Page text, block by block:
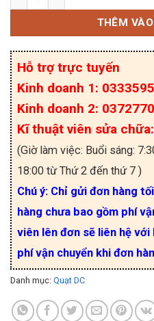
THÊM
Hỗ trợ trực tuyến
Kinh doanh 1:
Kinh doanh 2:
Kĩ thuật viên sửa
(Giờ làm việc: Buổi sáng:
18:00 từ Thứ 2 đến thứ 7 )
Chú ý: Chỉ gửi đơn hàng
hàng chưa bao gồm phí
viên lên đơn sẽ liên hệ
phí vận chuyển khi đơn
Danh mục: Quạt DC